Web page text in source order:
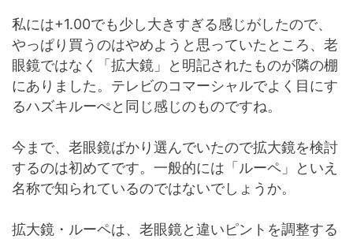
私には+1.00でも少し大きすぎる感じがしたので、
やっぱり買うのはやめようと思っていたところ、老
眼鏡ではなく「拡大鏡」と明記されたものが隣の棚
にありました。テレビのコマーシャルでよく目にす
るハズキルーぺと同じ感じのものですね。
今まで、老眼鏡ばかり選んでいたので拡大鏡を検討
するのは初めてです。一般的には「ルーペ」といえ
名称で知られているのではないでしょうか。
拡大鏡・ルーペは、老眼鏡と違いピントを調整する